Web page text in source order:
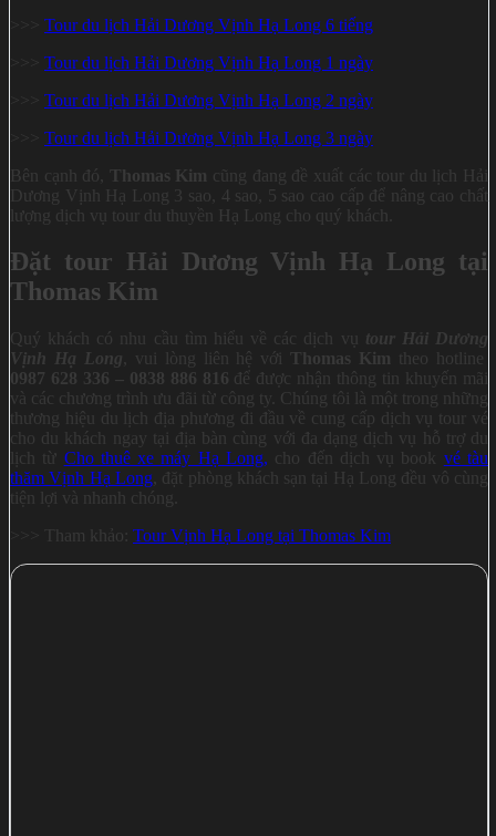
Tour du lịch Hải Dương Vịnh Hạ Long 6 tiếng
Tour du lịch Hải Dương Vịnh Hạ Long 1 ngày
Tour du lịch Hải Dương Vịnh Hạ Long 2 ngày
Tour du lịch Hải Dương Vịnh Hạ Long 3 ngày
Bên cạnh đó,
Thomas Kim cũng đang đề xuất các tour du lịch Hải
Dương Vịnh Hạ Long 3 sao, 4 sao, 5 sao cao cấp để nâng cao chất
lượng dịch vụ tour du thuyền Hạ Long cho quý khách.
Đặt tour Hải Dương Vịnh Hạ Long tại
Thomas Kim
Quý khách có nhu cầu tìm hiểu về các dịch vụ tour Hải Dương
Vịnh Hạ Long , vui lòng liên hệ với Thomas Kim theo hotline
0987 628 336 – 0838 886 816 để được nhận thông tin khuyến mãi
và các chương trình ưu đãi từ công ty. Chúng tôi là một trong những
thương hiệu du lịch địa phương đi đầu về cung cấp dịch vụ tour vé
cho du khách ngay tại địa bàn cùng với đa dạng dịch vụ hỗ trợ du
lịch từ Cho thuê xe máy Hạ Long, cho đến dịch vụ book vé tàu
thăm Vịnh Hạ Long, đặt phòng khách sạn tại Hạ Long đều vô cùng
tiện lợi và nhanh chóng.
>>> Tham khảo: Tour Vịnh Hạ Long tại Thomas Kim